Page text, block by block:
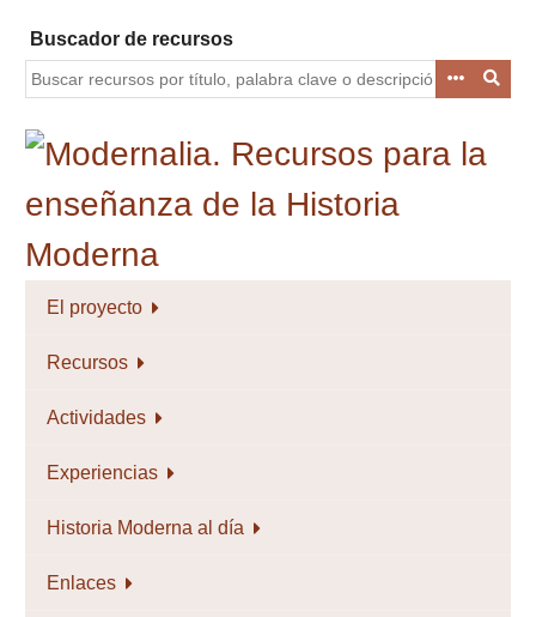
contenido
principal
Buscador de recursos
El proyecto
Recursos
Actividades
Experiencias
Historia Moderna al día
Enlaces